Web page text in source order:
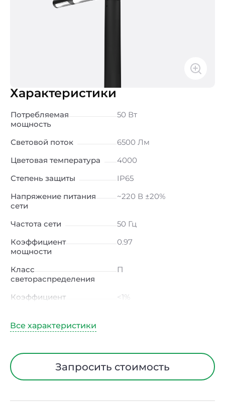
Характеристики
Потребляемая
мощность
50 Вт
Световой поток
6500 Лм
Цветовая температура
4000
Степень защиты
IP65
Напряжение питания
сети
~220 В ±20%
Частота сети
50 Гц
Коэффициент
мощности
0.97
Класс
светораспределения
П
Коэффициент
<1%
Индекс
Тип кривой силы света
Угол рассеивания
120ᵒ
Запросить стоимость